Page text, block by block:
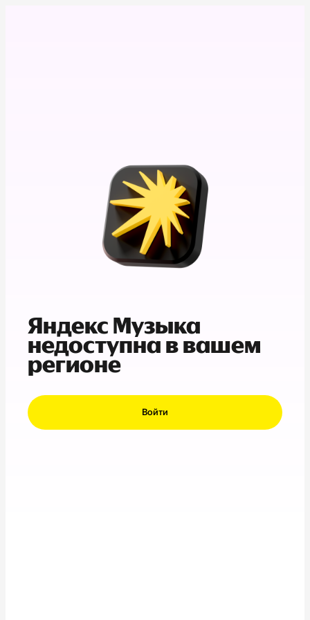
Яндекс Музыка
недоступна в вашем
регионе
Войти